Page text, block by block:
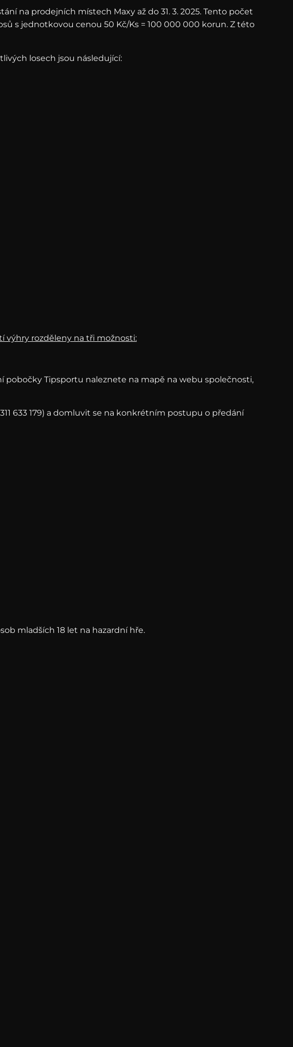
na prodejních místech Maxy až do 31. 3. 2025. Tento počet
s jednotkovou cenou 50 Kč/Ks = 100 000 000 korun. Z této
losech jsou následující:
výhry rozděleny na tři možnosti:
pobočky Tipsportu naleznete na mapě na webu společnosti,
633 179) a domluvit se na konkrétním postupu o předání
mladších 18 let na hazardní hře.